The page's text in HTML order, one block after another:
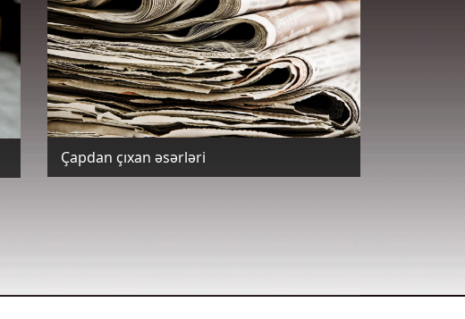
Çapdan çıxan əsərləri